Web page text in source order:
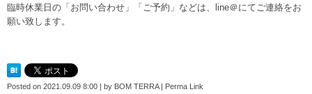
臨時休業日の「お問い合わせ」「ご予約」などは、line＠にてご連絡をお
願い致します。
Posted on 2021.09.09 8:00 | by BOM TERRA| Perma Link